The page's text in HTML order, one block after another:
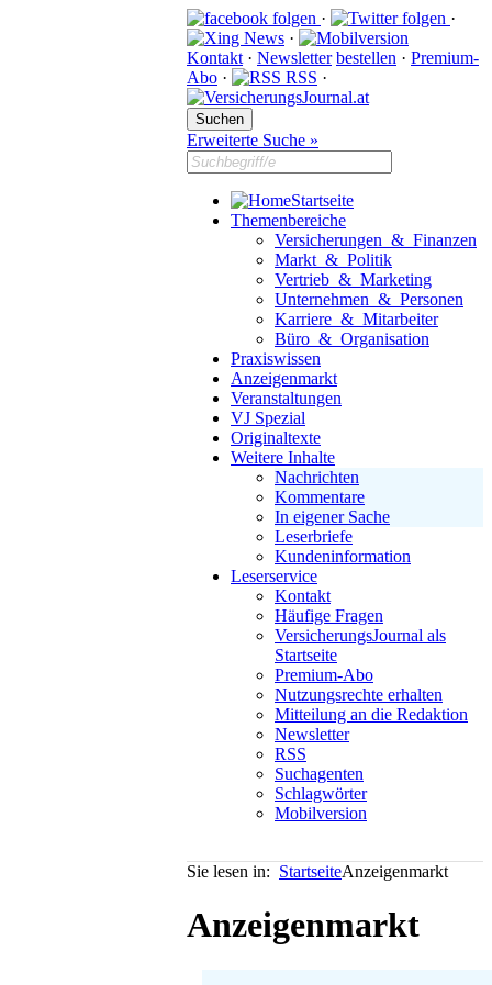
·
·
·
Kontakt · Newsletter bestellen · Premium-
Abo · RSS ·
Erweiterte Suche »
Startseite
Themenbereiche
Versicherungen & Finanzen
Markt & Politik
Vertrieb & Marketing
Unternehmen & Personen
Karriere & Mitarbeiter
Büro & Organisation
Praxiswissen
Anzeigenmarkt
Veranstaltungen
VJ Spezial
Originaltexte
Weitere Inhalte
Nachrichten
Kommentare
In eigener Sache
Leserbriefe
Kundeninformation
Leserservice
Kontakt
Häufige Fragen
VersicherungsJournal als
Startseite
Premium-Abo
Nutzungsrechte erhalten
Mitteilung an die Redaktion
Newsletter
RSS
Suchagenten
Schlagwörter
Mobilversion
Sie lesen in: StartseiteAnzeigenmarkt
Anzeigenmarkt